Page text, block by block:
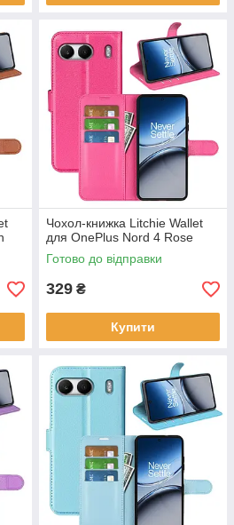
Чохол-книжка Litchie Wallet
для OnePlus Nord 4 Rose
Готово до відправки
329 ₴
Купити